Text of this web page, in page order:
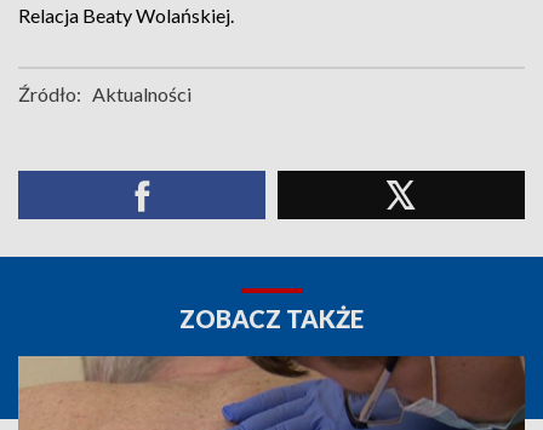
Relacja Beaty Wolańskiej.
Źródło: Aktualności
ZOBACZ TAKŻE